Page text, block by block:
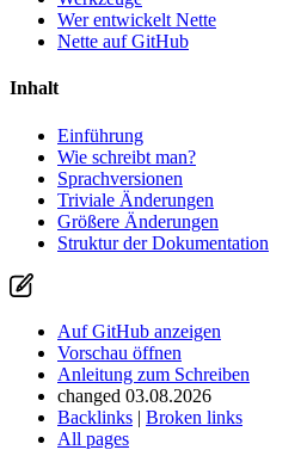
Wer entwickelt Nette
Nette auf GitHub
Inhalt
Einführung
Wie schreibt man?
Sprachversionen
Triviale Änderungen
Größere Änderungen
Struktur der Dokumentation
Auf GitHub anzeigen
Vorschau öffnen
Anleitung zum Schreiben
changed 03.08.2026
Backlinks | Broken links
All pages